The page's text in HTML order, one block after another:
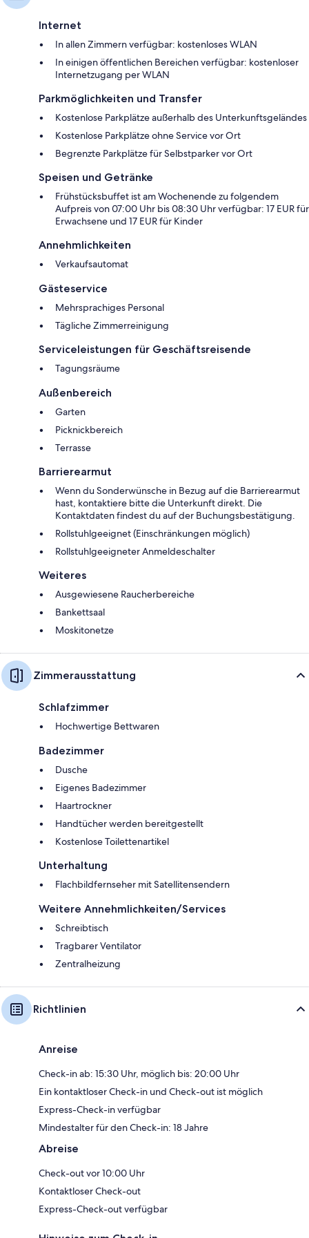
Internet
In allen Zimmern verfügbar: kostenloses WLAN
In einigen öffentlichen Bereichen verfügbar: kostenloser
Internetzugang per WLAN
Parkmöglichkeiten und Transfer
Kostenlose Parkplätze außerhalb des Unterkunftsgeländes
Kostenlose Parkplätze ohne Service vor Ort
Begrenzte Parkplätze für Selbstparker vor Ort
Speisen und Getränke
Frühstücksbuffet ist am Wochenende zu folgendem
Aufpreis von 07:00 Uhr bis 08:30 Uhr verfügbar: 17 EUR für
Erwachsene und 17 EUR für Kinder
Annehmlichkeiten
Verkaufsautomat
Gästeservice
Mehrsprachiges Personal
Tägliche Zimmerreinigung
Serviceleistungen für Geschäftsreisende
Tagungsräume
Außenbereich
Garten
Picknickbereich
Terrasse
Barrierearmut
Wenn du Sonderwünsche in Bezug auf die Barrierearmut
hast, kontaktiere bitte die Unterkunft direkt. Die
Kontaktdaten findest du auf der Buchungsbestätigung.
Rollstuhlgeeignet (Einschränkungen möglich)
Rollstuhlgeeigneter Anmeldeschalter
Weiteres
Ausgewiesene Raucherbereiche
Bankettsaal
Moskitonetze
Zimmerausstattung
Schlafzimmer
Hochwertige Bettwaren
Badezimmer
Dusche
Eigenes Badezimmer
Haartrockner
Handtücher werden bereitgestellt
Kostenlose Toilettenartikel
Unterhaltung
Flachbildfernseher mit Satellitensendern
Weitere Annehmlichkeiten/Services
Schreibtisch
Tragbarer Ventilator
Zentralheizung
Richtlinien
Anreise
Check-in ab: 15:30 Uhr, möglich bis: 20:00 Uhr
Ein kontaktloser Check-in und Check-out ist möglich
Express-Check-in verfügbar
Mindestalter für den Check-in: 18 Jahre
Abreise
Check-out vor 10:00 Uhr
Kontaktloser Check-out
Express-Check-out verfügbar